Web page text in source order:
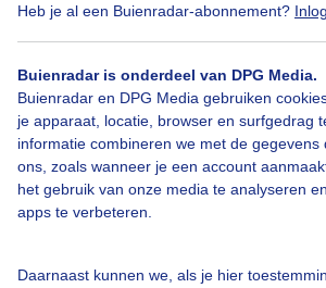
Heb je al een Buienradar-abonnement?
Buienradar is onderdeel van DPG Media.
Buienradar en DPG Media gebruiken
je apparaat, locatie, browser en surfgedrag
informatie combineren we met de gegevens
ons, zoals wanneer je een account
het gebruik van onze media te analyseren
apps te verbeteren.
Daarnaast kunnen we, als je hier
Een moment geduld